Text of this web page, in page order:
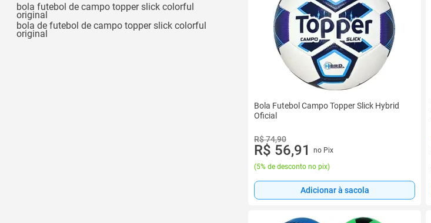
bola futebol de campo topper slick colorful
original
bola de futebol de campo topper slick colorful
original
Bola Futebol Campo Topper Slick Hybrid
Oficial
R$ 74,90
R$ 56,91
no Pix
(5% de desconto no pix)
Adicionar à sacola